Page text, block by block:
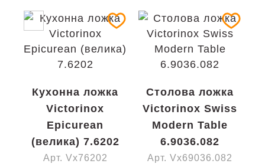
Кухонна ложка
Victorinox
Epicurean
(велика) 7.6202
Арт. Vx76202
Столова ложка
Victorinox Swiss
Modern Table
6.9036.082
Арт. Vx69036.082